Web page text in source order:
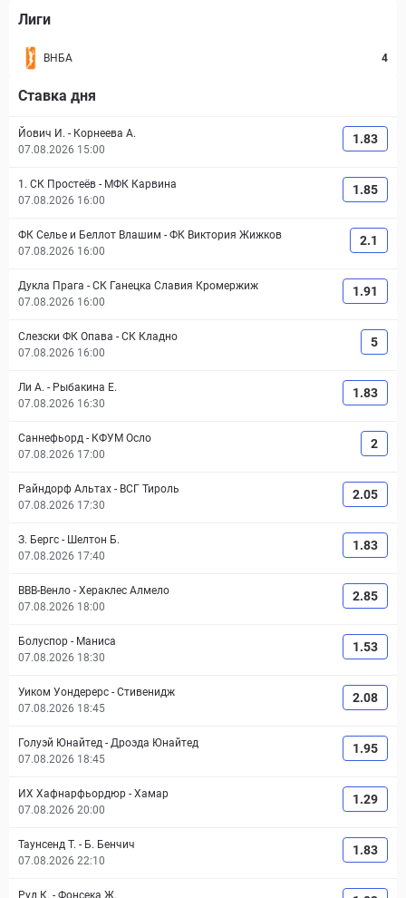
Лиги
ВНБА 4
Ставка дня
Йович И. - Корнеева А.
07.08.2026 15:00
1.83
1. СК Простеёв - МФК Карвина
07.08.2026 16:00
1.85
ФК Селье и Беллот Влашим - ФК Виктория Жижков
07.08.2026 16:00
2.1
Дукла Прага - СК Ганецка Славия Кромержиж
07.08.2026 16:00
1.91
Слезски ФК Опава - СК Кладно
07.08.2026 16:00
5
Ли А. - Рыбакина Е.
07.08.2026 16:30
1.83
Саннефьорд - КФУМ Осло
07.08.2026 17:00
2
Райндорф Альтах - ВСГ Тироль
07.08.2026 17:30
2.05
З. Бергс - Шелтон Б.
07.08.2026 17:40
1.83
ВВВ-Венло - Хераклес Алмело
07.08.2026 18:00
2.85
Болуспор - Маниса
07.08.2026 18:30
1.53
Уиком Уондерерс - Стивенидж
07.08.2026 18:45
2.08
Голуэй Юнайтед - Дроэда Юнайтед
07.08.2026 18:45
1.95
ИХ Хафнарфьордюр - Хамар
07.08.2026 20:00
1.29
Таунсенд Т. - Б. Бенчич
07.08.2026 22:10
1.83
Руд К. - Фонсека Ж.